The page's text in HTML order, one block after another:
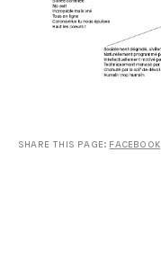
SHARE THIS PAGE: FACEBOOK